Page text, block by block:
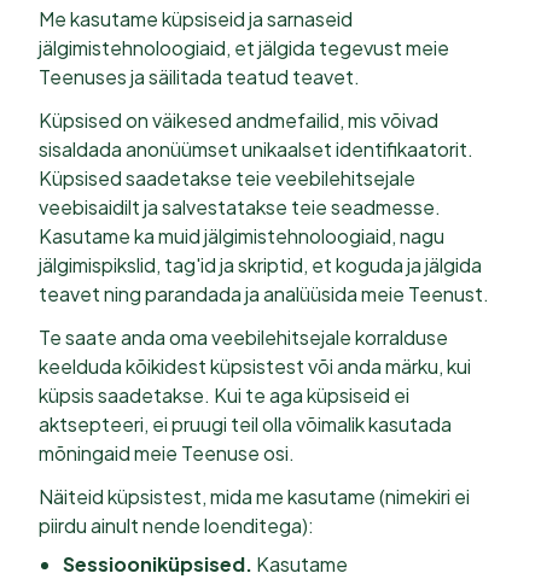
Me kasutame küpsiseid ja sarnaseid
jälgimistehnoloogiaid, et jälgida tegevust meie
Teenuses ja säilitada teatud teavet.
Küpsised on väikesed andmefailid, mis võivad
sisaldada anonüümset unikaalset identifikaatorit.
Küpsised saadetakse teie veebilehitsejale
veebisaidilt ja salvestatakse teie seadmesse.
Kasutame ka muid jälgimistehnoloogiaid, nagu
jälgimispikslid, tag'id ja skriptid, et koguda ja jälgida
teavet ning parandada ja analüüsida meie Teenust.
Te saate anda oma veebilehitsejale korralduse
keelduda kõikidest küpsistest või anda märku, kui
küpsis saadetakse. Kui te aga küpsiseid ei
aktsepteeri, ei pruugi teil olla võimalik kasutada
mõningaid meie Teenuse osi.
Näiteid küpsistest, mida me kasutame (nimekiri ei
piirdu ainult nende loenditega):
Sessiooniküpsised. Kasutame